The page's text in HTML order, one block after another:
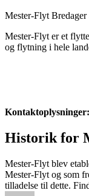
Mester-Flyt
Mester-Flyt er et
og flytning i hele
Kontaktoplysninger:
Historik for
Mester-Flyt blev
Mester-Flyt og som
tilladelse til dette.